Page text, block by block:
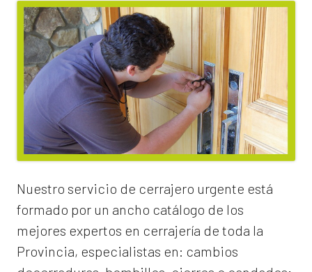
Nuestro servicio de cerrajero urgente está
formado por un ancho catálogo de los
mejores expertos en cerrajería de toda la
Provincia, especialistas en: cambios